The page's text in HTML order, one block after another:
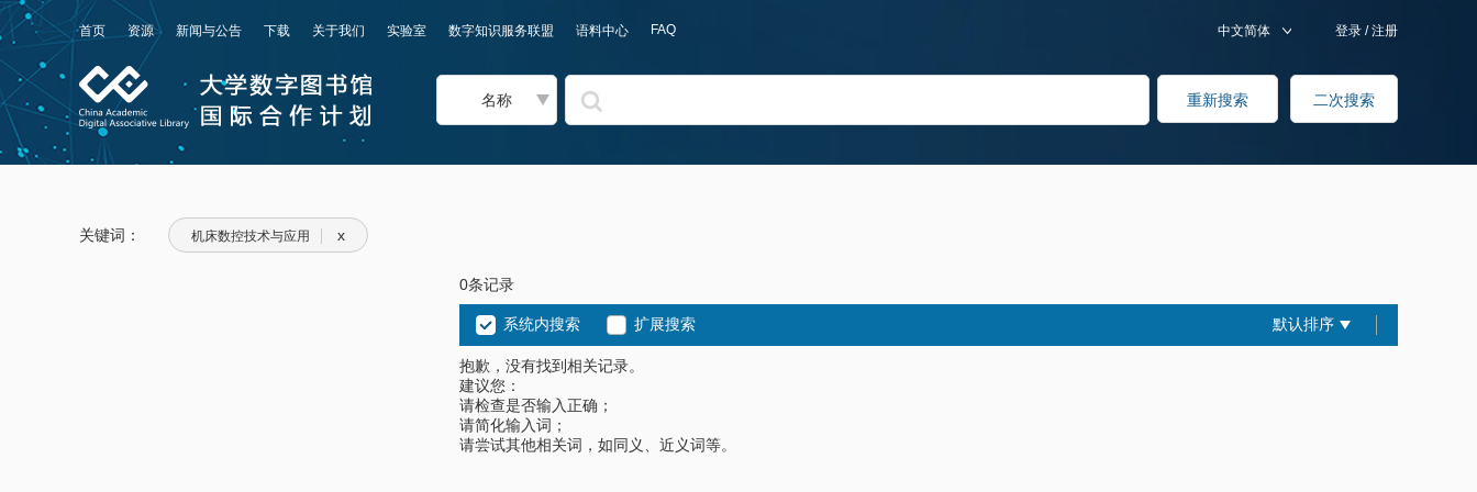
首页 资源 新闻与公告 下载 关于我们 实验室 数字知识服务联盟 语料中心 FAQ 登录 /注册
中文简体
名称
关键词： 机床数控技术与应用 x
0条记录
系统内搜索 扩展搜索 默认排序
抱歉，没有找到相关记录。
建议您：
请检查是否输入正确；
请简化输入词；
请尝试其他相关词，如同义、近义词等。